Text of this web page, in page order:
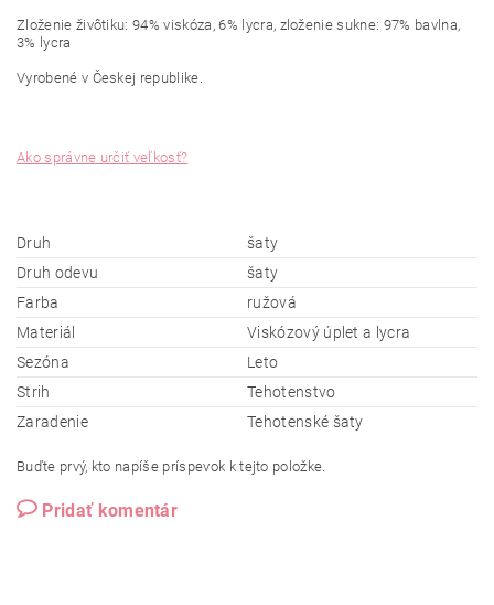
Zloženie živôtiku:94% viskóza ,6% lycra, zloženie sukne: 97% bavlna,
3% lycra
Vyrobené v Českej republike.
Ako správne určiť veľkosť?
Druh
šaty
Druh odevu
šaty
Farba
ružová
Materiál
Viskózový úplet a lycra
Sezóna
Leto
Strih
Tehotenstvo
Zaradenie
Tehotenské šaty
Buďte prvý, kto napíše príspevok k tejto položke.
Pridať komentár